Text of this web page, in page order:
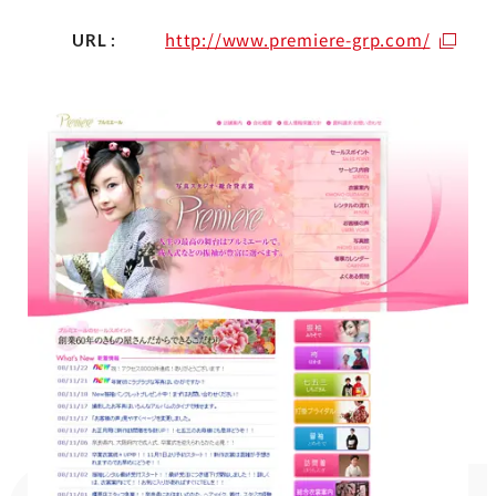
URL : http://www.premiere-grp.com/